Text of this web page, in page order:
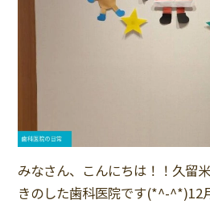
みなさん、こんにちは！！久留
きのした歯科医院です(*^-^*)12